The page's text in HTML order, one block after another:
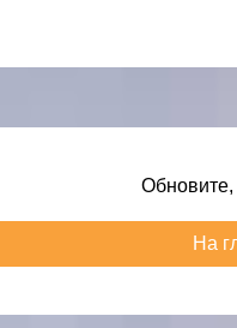
Обновите,
На